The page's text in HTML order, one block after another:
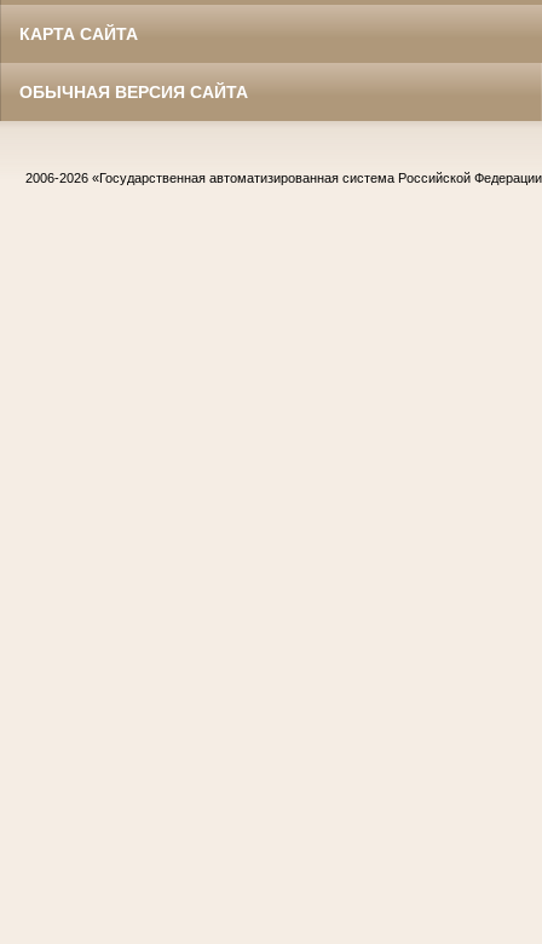
КАРТА САЙТА
ОБЫЧНАЯ ВЕРСИЯ САЙТА
2006-2026 «Государственная автоматизированная система Российской